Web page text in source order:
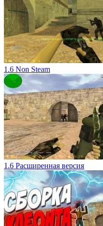
1.6 Non Steam
1.6 Расширенная версия